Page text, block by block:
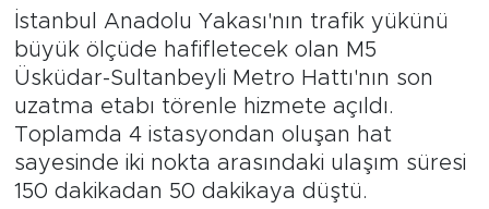
İstanbul Anadolu Yakası'nın trafik yükünü
büyük ölçüde hafifletecek olan M5
Üsküdar-Sultanbeyli Metro Hattı'nın son
uzatma etabı törenle hizmete açıldı.
Toplamda 4 istasyondan oluşan hat
sayesinde iki nokta arasındaki ulaşım süresi
150 dakikadan 50 dakikaya düştü.
Son Dakika Haberleri
Haber Arşivi